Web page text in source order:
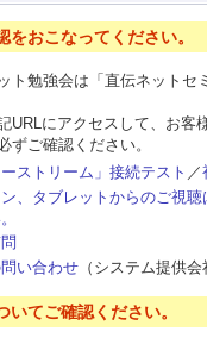
をおこなってください。
ト勉強会は「直伝ネット
URLにアクセスして、お
ずご確認ください。
ーストリーム」接続テスト ／
、タブレットからのご視
い合わせ （システム提供
いてご確認ください。